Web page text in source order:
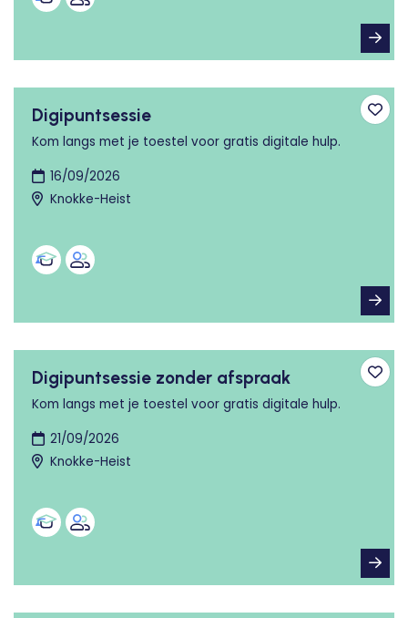
Digipuntsessie
Kom langs met je toestel voor gratis digitale hulp.
16/09/2026
Knokke-Heist
Digipuntsessie zonder afspraak
Kom langs met je toestel voor gratis digitale hulp.
21/09/2026
Knokke-Heist